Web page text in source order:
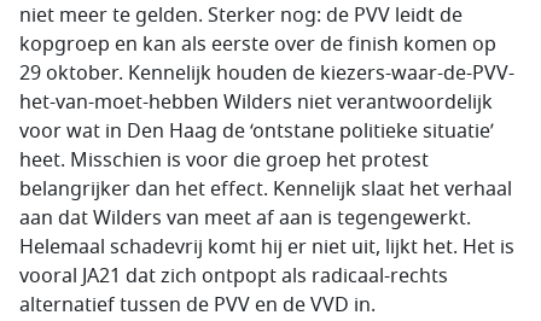
niet meer te gelden. Sterker nog: de PVV leidt de
kopgroep en kan als eerste over de finish komen op
29 oktober. Kennelijk houden de kiezers-waar-de-PVV-
het-van-moet-hebben Wilders niet verantwoordelijk
voor wat in Den Haag de ‘ontstane politieke situatie’
heet. Misschien is voor die groep het protest
belangrijker dan het effect. Kennelijk slaat het verhaal
aan dat Wilders van meet af aan is tegengewerkt.
Helemaal schadevrij komt hij er niet uit, lijkt het. Het is
vooral JA21 dat zich ontpopt als radicaal-rechts
alternatief tussen de PVV en de VVD in.